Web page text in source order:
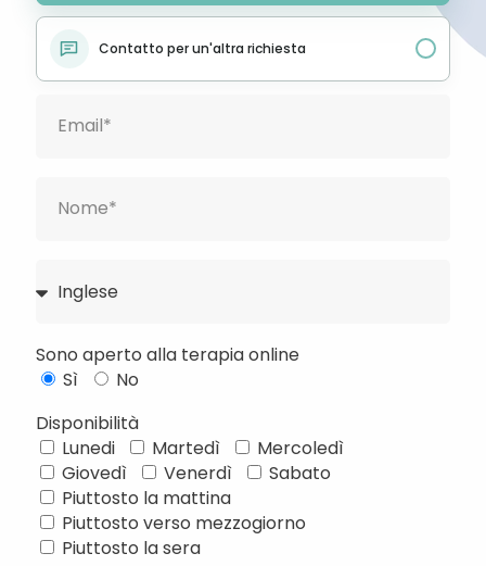
Contatto per un'altra richiesta
Sono aperto alla terapia online
Sì
No
Disponibilità
Lunedi
Martedì
Mercoledì
Giovedì
Venerdì
Sabato
Piuttosto la mattina
Piuttosto verso mezzogiorno
Piuttosto la sera